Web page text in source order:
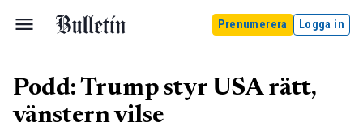
Prenumerera Logga in
Podd: Trump styr USA rätt,
vänstern vilse